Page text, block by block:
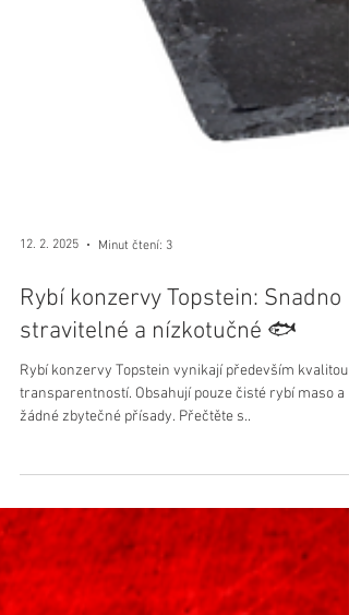
12. 2. 2025 Minut čtení: 3
Rybí konzervy Topstein: Snadno
stravitelné a nízkotučné 🐟